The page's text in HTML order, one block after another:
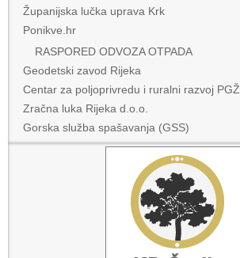
Županijska lučka uprava Krk
Ponikve.hr
RASPORED ODVOZA OTPADA
Geodetski zavod Rijeka
Centar za poljoprivredu i ruralni razvoj PGŽ
Zračna luka Rijeka d.o.o.
Gorska služba spašavanja (GSS)